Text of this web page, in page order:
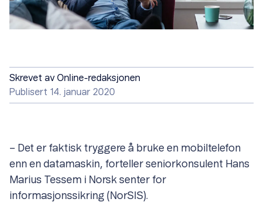
Skrevet av Online-redaksjonen
Publisert 14. januar 2020
– Det er faktisk tryggere å bruke en mobiltelefon
enn en datamaskin, forteller seniorkonsulent Hans
Marius Tessem i Norsk senter for
informasjonssikring (NorSIS).